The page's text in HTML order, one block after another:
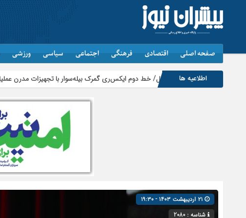
صفحه اصلی اقتصادی فرهنگی اجتماعی سیاسی ورزشی
اطلاعیه ها
شناسه : 2080